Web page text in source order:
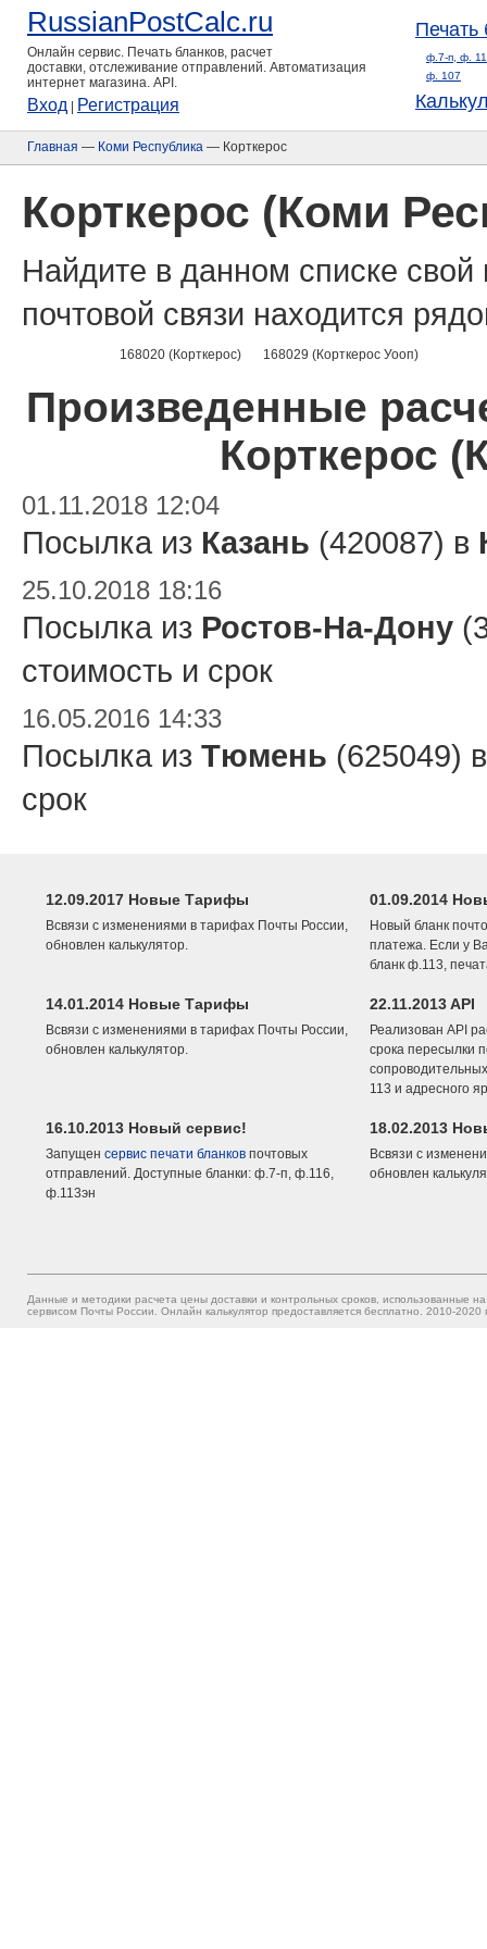
RussianPostCalc.ru
Онлайн сервис. Печать бланков, расчет
доставки, отслеживание отправлений. Автоматизация
интернет магазина. API.
Вход Регистрация
Печать
ф.7-п, ф.
ф. 107
Главная — Коми Республика — Корткерос
Корткерос (Коми
Найдите в данном списке
почтовой связи находится
168020 (Корткерос) 168029 (Корткерос Уооп)
Произведенные
Корткерос
01.11.2018 12:04
Посылка из Казань (420087) в
25.10.2018 18:16
Посылка из Ростов-На-Дону
стоимость и срок
16.05.2016 14:33
Посылка из Тюмень (625049)
срок
12.09.2017 Новые Тарифы
Всвязи с изменениями в тарифах Почты России,
обновлен калькулятор.
01.09.2014
Новый бланк
платежа. Если у
бланк ф.113,
14.01.2014 Новые Тарифы
Всвязи с изменениями в тарифах Почты России,
обновлен калькулятор.
22.11.2013 API
Реализован API
срока пересылки
113 и адресного
16.10.2013 Новый сервис!
Запущен сервис печати бланков почтовых
отправлений. Доступные бланки: ф.7-п, ф.116,
ф.113эн
18.02.2013
Всвязи с
обновлен
Данные и методики расчета цены доставки и контрольных сроков, использованные
сервисом Почты России. Онлайн калькулятор предоставляется бесплатно. 2010-2020